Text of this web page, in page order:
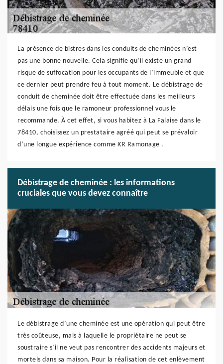
La présence de bistres dans les conduits de cheminées n’est
pas une bonne nouvelle. Cela signifie qu’il existe un grand
risque de suffocation pour les occupants de l’immeuble et que
ce dernier peut prendre feu à tout moment. Le débistrage de
conduit de cheminée doit être effectuée dans les meilleurs
délais une fois que le ramoneur professionnel vous le
recommande. À cet effet, si vous habitez à La Falaise dans le
78410, choisissez un prestataire agréé qui peut se prévaloir
d’une longue expérience comme KR Ramonage .
Débistrage de cheminée : les informations
cruciales que vous devez connaître
Le débistrage d’une cheminée est une opération qui peut être
très coûteuse, mais à laquelle le propriétaire ne peut se
soustraire s’il ne veut pas rencontrer des accidents majeurs et
mortels dans sa maison. Pour la réalisation de cet enlèvement